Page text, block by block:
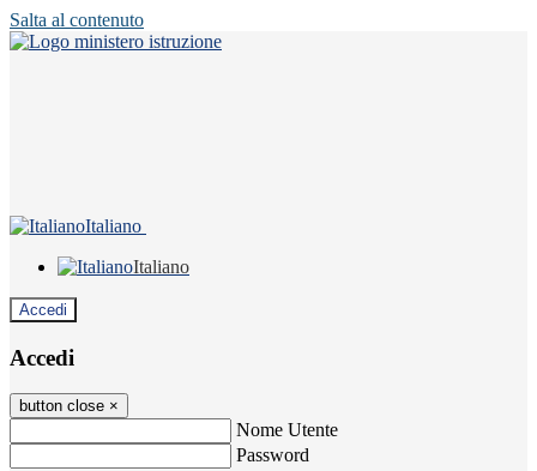
Salta al contenuto
Italiano
Italiano
Accedi
Accedi
button close ×
Nome Utente
Password